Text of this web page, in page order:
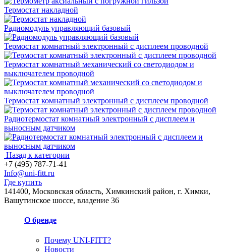
Термостат накладной
Радиомодуль управляющий базовый
Термостат комнатный электронный с дисплеем проводной
Термостат комнатный механический со светодиодом и
выключателем проводной
Термостат комнатный электронный с дисплеем проводной
Радиотермостат комнатный электронный с дисплеем и
выносным датчиком
Назад к категории
+7 (495) 787-71-41
Info@uni-fitt.ru
Где купить
141400, Московская область, Химкинский район, г. Химки,
Вашутинское шоссе, владение 36
О бренде
Почему UNI-FITT?
Новости